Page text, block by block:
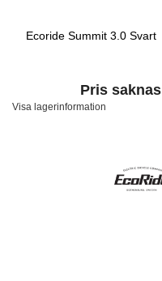
Ecoride Summit 3.0 Svart
Pris saknas
Visa lagerinformation